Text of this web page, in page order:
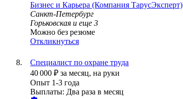
Бизнес и Карьера (Компания ТарусЭксперт)
Санкт-Петербург
Горьковская и еще 3
Можно без резюме
Откликнуться
Специалист по охране труда
40 000 ₽ за месяц, на руки
Опыт 1-3 года
Выплаты: Два раза в месяц